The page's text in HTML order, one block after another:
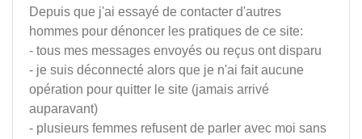
Depuis que j'ai essayé de contacter d'autres
hommes pour dénoncer les pratiques de ce site:
- tous mes messages envoyés ou reçus ont disparu
- je suis déconnecté alors que je n'ai fait aucune
opération pour quitter le site (jamais arrivé
auparavant)
- plusieurs femmes refusent de parler avec moi sans